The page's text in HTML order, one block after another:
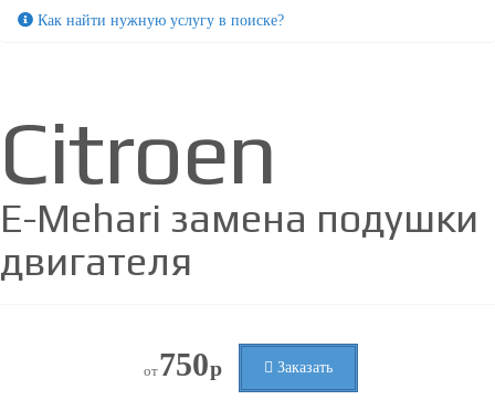
Как найти нужную услугу в поиске?
Citroen
E-Mehari замена подушки
двигателя
от750р Заказать